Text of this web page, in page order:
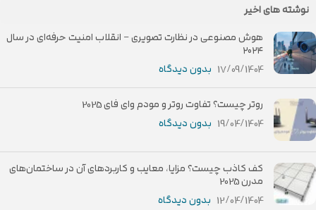
نوشته های اخیر
هوش مصنوعی در نظارت تصویری – انقلاب امنیت حرفه‌ای در سال
۲۰۲۴
17/09/1404 بدون دیدگاه
روتر چیست؟ تفاوت روتر و مودم وای فای 2025
19/04/1404 بدون دیدگاه
کف کاذب چیست؟ مزایا، معایب و کاربردهای آن در ساختمان‌های
مدرن 2025
12/04/1404 بدون دیدگاه